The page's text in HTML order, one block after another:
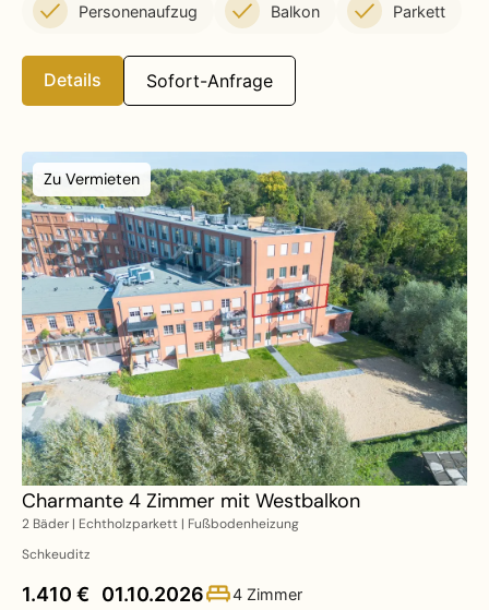
Personenaufzug Balkon Parkett
Details Sofort-Anfrage
Zu Vermieten
Charmante 4 Zimmer mit Westbalkon
2 Bäder | Echtholzparkett | Fußbodenheizung
Schkeuditz
1.410 € 01.10.2026
4 Zimmer